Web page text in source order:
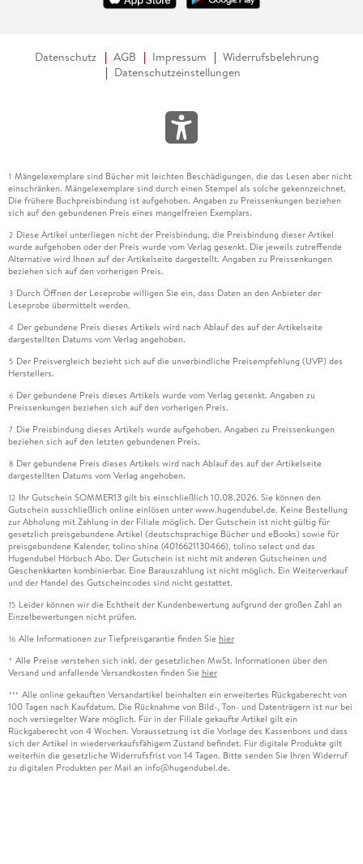
Datenschutz AGB Impressum
Widerrufsbelehrung
Datenschutzeinstellungen
1 Mängelexemplare sind Bücher mit leichten Beschädigungen, die das Lesen aber nicht
einschränken. Mängelexemplare sind durch einen Stempel als solche gekennzeichnet.
Die frühere Buchpreisbindung ist aufgehoben. Angaben zu Preissenkungen beziehen
sich auf den gebundenen Preis eines mangelfreien Exemplars.
2 Diese Artikel unterliegen nicht der Preisbindung, die Preisbindung dieser Artikel
wurde aufgehoben oder der Preis wurde vom Verlag gesenkt. Die jeweils zutreffende
Alternative wird Ihnen auf der Artikelseite dargestellt. Angaben zu Preissenkungen
beziehen sich auf den vorherigen Preis.
3 Durch Öffnen der Leseprobe willigen Sie ein, dass Daten an den Anbieter der
Leseprobe übermittelt werden.
4 Der gebundene Preis dieses Artikels wird nach Ablauf des auf der Artikelseite
dargestellten Datums vom Verlag angehoben.
5 Der Preisvergleich bezieht sich auf die unverbindliche Preisempfehlung (UVP) des
Herstellers.
6 Der gebundene Preis dieses Artikels wurde vom Verlag gesenkt. Angaben zu
Preissenkungen beziehen sich auf den vorherigen Preis.
7 Die Preisbindung dieses Artikels wurde aufgehoben. Angaben zu Preissenkungen
beziehen sich auf den letzten gebundenen Preis.
8 Der gebundene Preis dieses Artikels wird nach Ablauf des auf der Artikelseite
dargestellten Datums vom Verlag angehoben.
12 Ihr Gutschein SOMMER13 gilt bis einschließlich 10.08.2026. Sie können den
Gutschein ausschließlich online einlösen unter www.hugendubel.de. Keine Bestellung
zur Abholung mit Zahlung in der Filiale möglich. Der Gutschein ist nicht gültig für
gesetzlich preisgebundene Artikel (deutschsprachige Bücher und eBooks) sowie für
preisgebundene Kalender, tolino shine (4016621130466), tolino select und das
Hugendubel Hörbuch Abo. Der Gutschein ist nicht mit anderen Gutscheinen und
Geschenkkarten kombinierbar. Eine Barauszahlung ist nicht möglich. Ein Weiterverkauf
und der Handel des Gutscheincodes sind nicht gestattet.
15 Leider können wir die Echtheit der Kundenbewertung aufgrund der großen Zahl an
Einzelbewertungen nicht prüfen.
16 Alle Informationen zur Tiefpreisgarantie finden Sie hier
* Alle Preise verstehen sich inkl. der gesetzlichen MwSt. Informationen über den
Versand und anfallende Versandkosten finden Sie hier
*** Alle online gekauften Versandartikel beinhalten ein erweitertes Rückgaberecht von
100 Tagen nach Kaufdatum. Die Rücknahme von Bild-, Ton- und Datenträgern ist nur bei
noch versiegelter Ware möglich. Für in der Filiale gekaufte Artikel gilt ein
Rückgaberecht von 4 Wochen. Voraussetzung ist die Vorlage des Kassenbons und dass
sich der Artikel in wiederverkaufsfähigem Zustand befindet. Für digitale Produkte gilt
weiterhin die gesetzliche Widerrufsfrist von 14 Tagen. Bitte senden Sie Ihren Widerruf
zu digitalen Produkten per Mail an info@hugendubel.de.